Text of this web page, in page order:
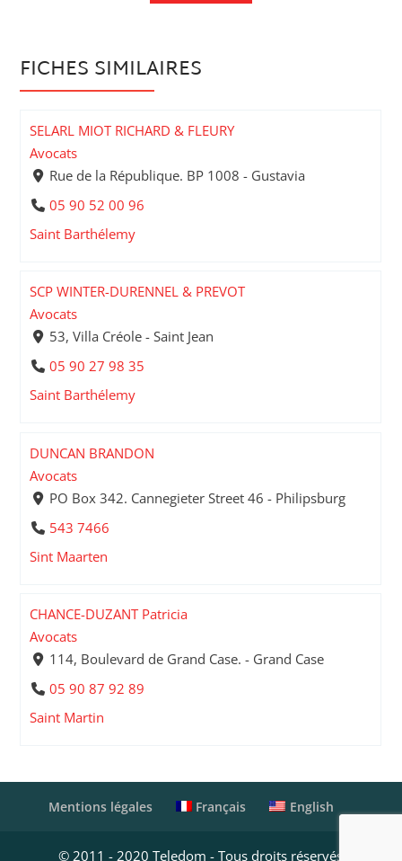
FICHES SIMILAIRES
SELARL MIOT RICHARD & FLEURY
Avocats
Rue de la République. BP 1008 - Gustavia
05 90 52 00 96
Saint Barthélemy
SCP WINTER-DURENNEL & PREVOT
Avocats
53, Villa Créole - Saint Jean
05 90 27 98 35
Saint Barthélemy
DUNCAN BRANDON
Avocats
PO Box 342. Cannegieter Street 46 - Philipsburg
543 7466
Sint Maarten
CHANCE-DUZANT Patricia
Avocats
114, Boulevard de Grand Case. - Grand Case
05 90 87 92 89
Saint Martin
Mentions légales Français English
© 2011 - 2020 Teledom - Tous droits réservés